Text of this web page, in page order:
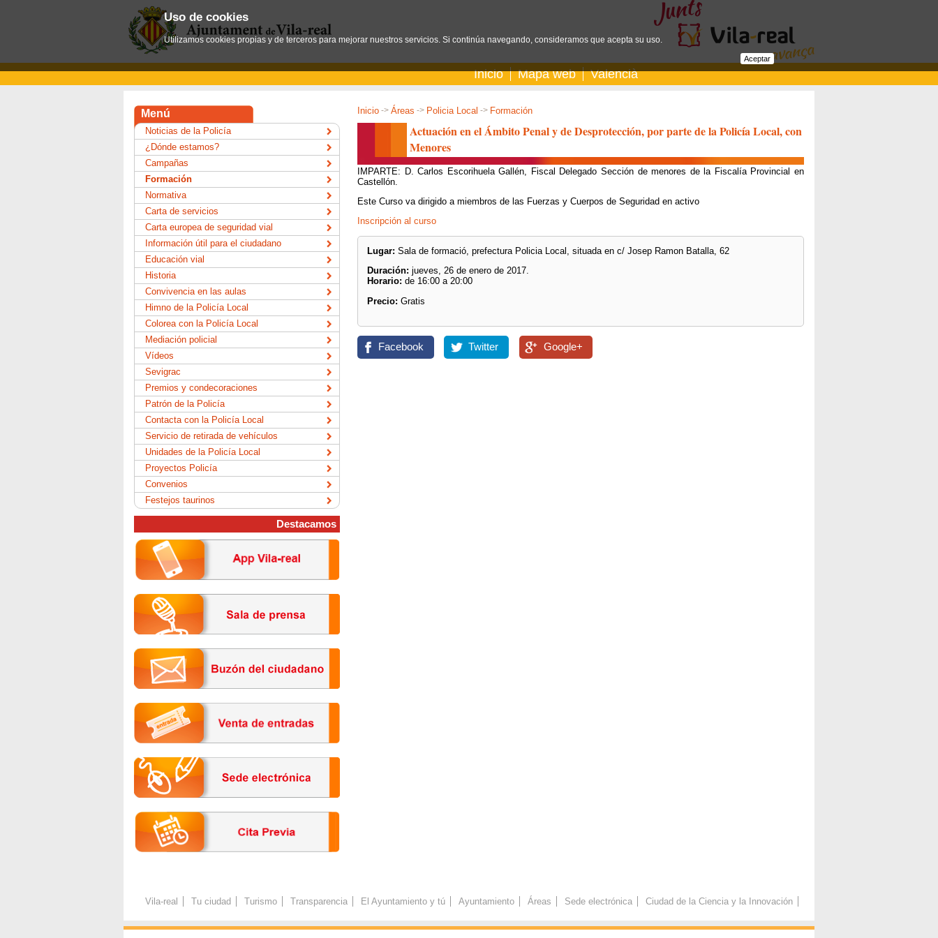
Inicio Mapa web Valencià
Inicio -> Áreas -> Policia Local -> Formación
Actuación en el Ámbito Penal y de Desprotección, por parte de la Policía Local, con
Menores
IMPARTE: D. Carlos Escorihuela Gallén, Fiscal Delegado Sección de menores de la Fiscalía Provincial en
Castellón.
Este Curso va dirigido a miembros de las Fuerzas y Cuerpos de Seguridad en activo
Inscripción al curso
Lugar: Sala de formació, prefectura Policia Local, situada en c/ Josep Ramon Batalla, 62
Duración:jueves, 26 de enero de 2017.
Horario:de 16:00 a 20:00
Precio:Gratis
Facebook Twitter Google+
Menú
Noticias de la Policía
¿Dónde estamos?
Campañas
Formación
Normativa
Carta de servicios
Carta europea de seguridad vial
Información útil para el ciudadano
Educación vial
Historia
Convivencia en las aulas
Himno de la Policía Local
Colorea con la Policía Local
Mediación policial
Vídeos
Sevigrac
Premios y condecoraciones
Patrón de la Policía
Contacta con la Policía Local
Servicio de retirada de vehículos
Unidades de la Policía Local
Proyectos Policía
Convenios
Festejos taurinos
Destacamos
Vila-real Tu ciudad Turismo Transparencia El Ayuntamiento y tú Ayuntamiento Áreas Sede electrónica Ciudad de la Ciencia y la Innovación
Uso de cookies
Utilizamos cookies propias y de terceros para mejorar nuestros servicios. Si continúa navegando, consideramos que acepta su uso.
Aceptar